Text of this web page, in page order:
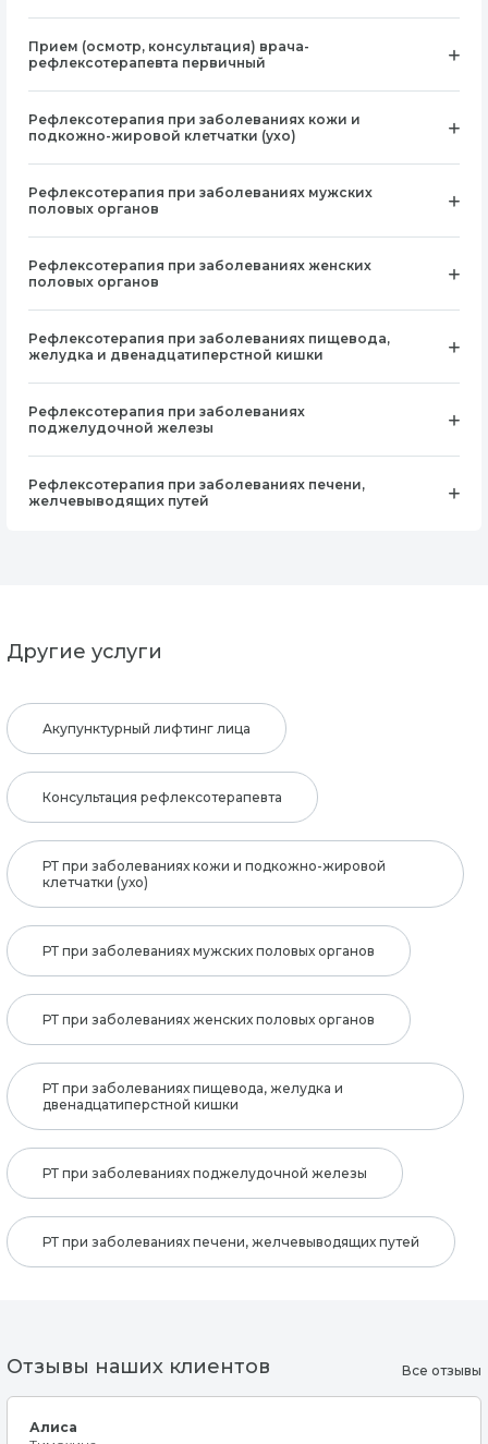
Прием (осмотр, консультация) врача-
рефлексотерапевта первичный
Рефлексотерапия при заболеваниях кожи и
подкожно-жировой клетчатки (ухо)
Рефлексотерапия при заболеваниях мужских
половых органов
Рефлексотерапия при заболеваниях женских
половых органов
Рефлексотерапия при заболеваниях пищевода,
желудка и двенадцатиперстной кишки
Рефлексотерапия при заболеваниях
поджелудочной железы
Рефлексотерапия при заболеваниях печени,
желчевыводящих путей
Другие услуги
Акупунктурный лифтинг лица
Консультация рефлексотерапевта
РТ при заболеваниях кожи и подкожно-жировой
клетчатки (ухо)
РТ при заболеваниях мужских половых органов
РТ при заболеваниях женских половых органов
РТ при заболеваниях пищевода, желудка и
двенадцатиперстной кишки
РТ при заболеваниях поджелудочной железы
РТ при заболеваниях печени, желчевыводящих путей
Отзывы наших клиентов Все отзывы
Алиса